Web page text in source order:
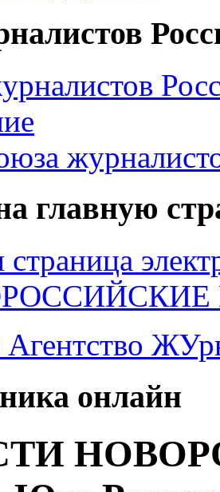
главную
страница
онлайн